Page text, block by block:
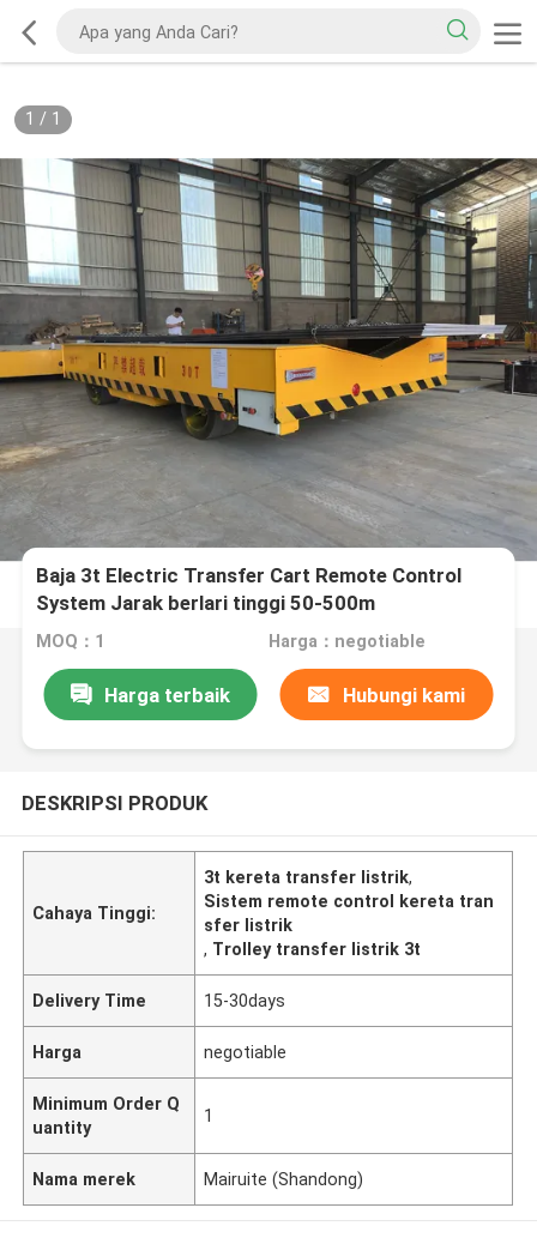
1 / 1
Baja 3t Electric Transfer Cart Remote Control
System Jarak berlari tinggi 50-500m
MOQ：1 Harga：negotiable
Harga terbaik Hubungi kami
DESKRIPSI PRODUK
Cahaya Tinggi:
3t kereta transfer listrik,
Sistem remote control kereta tran
sfer listrik
, Trolley transfer listrik 3t
Delivery Time 15-30days
Harga negotiable
Minimum Order Q
uantity
1
Nama merek Mairuite (Shandong)